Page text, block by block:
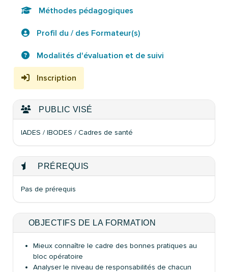
Méthodes pédagogiques
Profil du / des Formateur(s)
Modalités d'évaluation et de suivi
Inscription
PUBLIC VISÉ
IADES / IBODES / Cadres de santé
PRÉREQUIS
Pas de prérequis
OBJECTIFS DE LA FORMATION
Mieux connaître le cadre des bonnes pratiques au
bloc opératoire
Analyser le niveau de responsabilités de chacun